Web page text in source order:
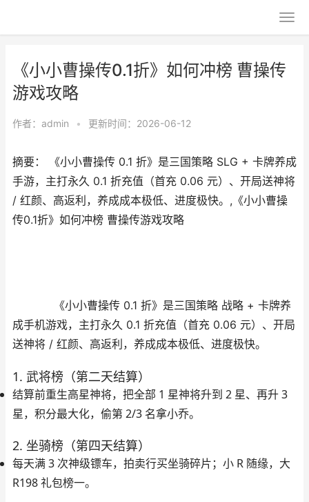
《小小曹操传0.1折》如何冲榜 曹操传
游戏攻略
作者： admin • 更新时间：2026-06-12
摘要： 《小小曹操传 0.1 折》是三国策略 SLG + 卡牌养成
手游，主打永久 0.1 折充值（首充 0.06 元）、开局送神将
/ 红颜、高返利，养成成本极低、进度极快。,《小小曹操
传0.1折》如何冲榜 曹操传游戏攻略
《小小曹操传 0.1 折》是三国策略 战略 + 卡牌养
成手机游戏，主打永久 0.1 折充值 （首充 0.06 元）、开局
送神将 / 红颜、高返利，养成成本极低、进度极快。
1. 武将榜（第二天结算）
结算前重生高星神将，把全部 1 星神将升到 2 星、再升 3
星， 积分最大化，偷第 2/3 名拿小乔。
2. 坐骑榜（第四天结算）
每天满 3 次神级镖车，拍卖行买坐骑碎片； 小 R 随缘，大
R198 礼包榜一。